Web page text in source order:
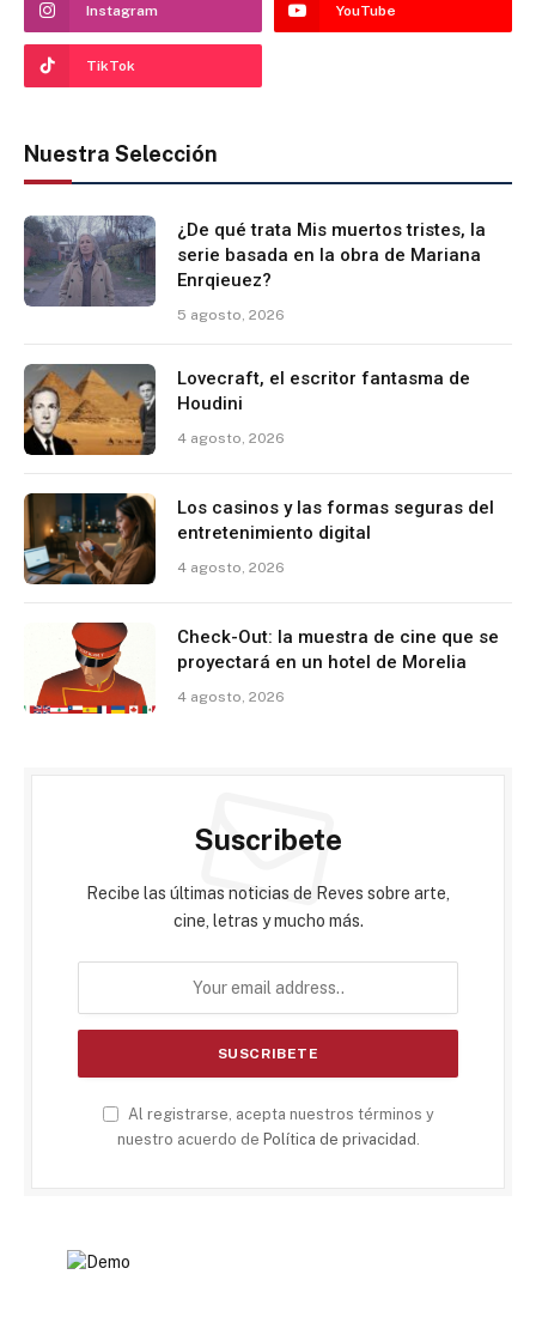
Instagram YouTube
TikTok
Nuestra Selección
¿De qué trata Mis muertos tristes, la
serie basada en la obra de Mariana
Enrqieuez?
5 agosto, 2026
Lovecraft, el escritor fantasma de
Houdini
4 agosto, 2026
Los casinos y las formas seguras del
entretenimiento digital
4 agosto, 2026
Check-Out: la muestra de cine que se
proyectará en un hotel de Morelia
4 agosto, 2026
Suscribete
Recibe las últimas noticias de Reves sobre arte,
cine, letras y mucho más.
Al registrarse, acepta nuestros términos y
nuestro acuerdo de Política de privacidad